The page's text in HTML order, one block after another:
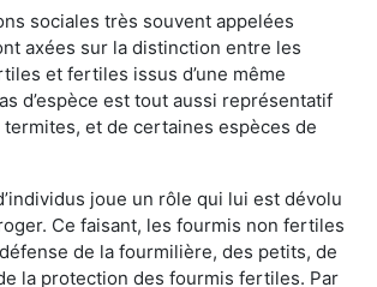
sociales très souvent appelées
axées sur la distinction entre les
et fertiles issus d’une même
d’espèce est tout aussi représentatif
et de certaines espèces de
joue un rôle qui lui est dévolu
Ce faisant, les fourmis non fertiles
de la fourmilière, des petits, de
la protection des fourmis fertiles. Par